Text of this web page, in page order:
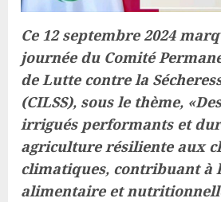
Ce 12 septembre 2024
journée du Comité
de Lutte contre la
(CILSS), sous le thème,
irrigués performants et
agriculture résiliente aux
climatiques, contribuant à
alimentaire et